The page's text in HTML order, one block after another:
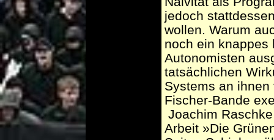
jedoch
wollen. Warum
noch ein knappes
Autonomisten
tatsächlichen
Systems an
Fischer-Bande
Joachim
Arbeit »Die